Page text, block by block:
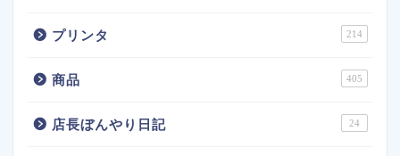
プリンタ 214
商品 405
店長ぼんやり日記 24